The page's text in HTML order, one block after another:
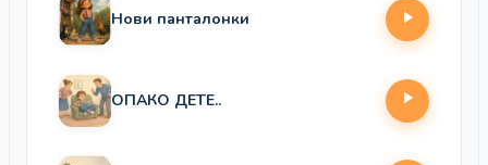
Нови панталонки
ОПАКО ДЕТЕ..